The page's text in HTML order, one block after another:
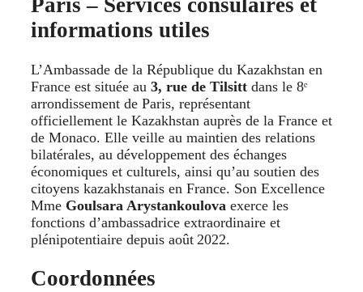
Paris – Services consulaires et
informations utiles
L’Ambassade de la République du Kazakhstan en
France est située au 3, rue de Tilsitt dans le 8ᵉ
arrondissement de Paris, représentant
officiellement le Kazakhstan auprès de la France et
de Monaco. Elle veille au maintien des relations
bilatérales, au développement des échanges
économiques et culturels, ainsi qu’au soutien des
citoyens kazakhstanais en France. Son Excellence
Mme Goulsara Arystankoulova exerce les
fonctions d’ambassadrice extraordinaire et
plénipotentiaire depuis août 2022.
Coordonnées